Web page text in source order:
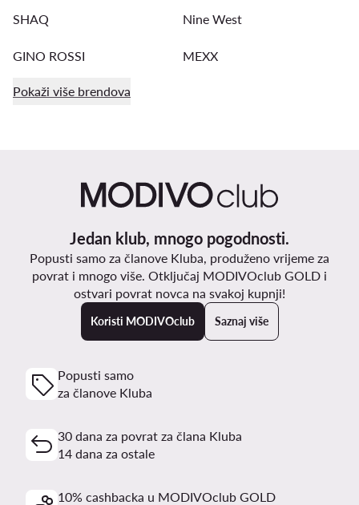
SHAQ Nine West
GINO ROSSI MEXX
Pokaži više brendova
Jedan klub, mnogo pogodnosti.
Popusti samo za članove Kluba, produženo vrijeme za
povrat i mnogo više. Otključaj MODIVOclub GOLD i
ostvari povrat novca na svakoj kupnji!
Koristi MODIVOclub Saznaj više
Popusti samo
za članove Kluba
30 dana za povrat za člana Kluba
14 dana za ostale
10% cashbacka u MODIVOclub GOLD